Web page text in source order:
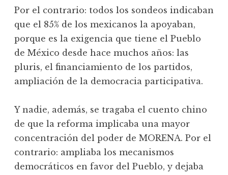
Por el contrario: todos los sondeos indicaban
que el 85% de los mexicanos la apoyaban,
porque es la exigencia que tiene el Pueblo
de México desde hace muchos años: las
pluris, el financiamiento de los partidos,
ampliación de la democracia participativa.
Y nadie, además, se tragaba el cuento chino
de que la reforma implicaba una mayor
concentración del poder de MORENA. Por el
contrario: ampliaba los mecanismos
democráticos en favor del Pueblo, y dejaba